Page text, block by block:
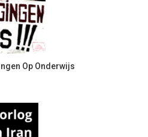
Op Onderwijs